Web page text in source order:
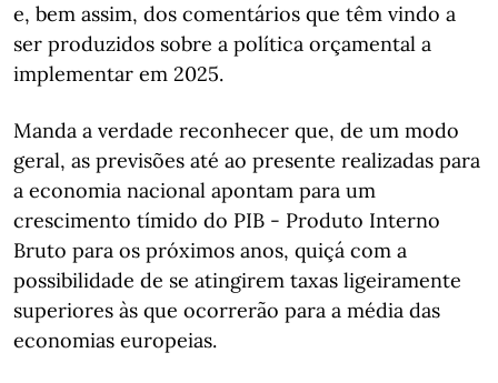
e, bem assim, dos comentários que têm vindo a
ser produzidos sobre a política orçamental a
implementar em 2025.
Manda a verdade reconhecer que, de um modo
geral, as previsões até ao presente realizadas para
a economia nacional apontam para um
crescimento tímido do PIB - Produto Interno
Bruto para os próximos anos, quiçá com a
possibilidade de se atingirem taxas ligeiramente
superiores às que ocorrerão para a média das
economias europeias.